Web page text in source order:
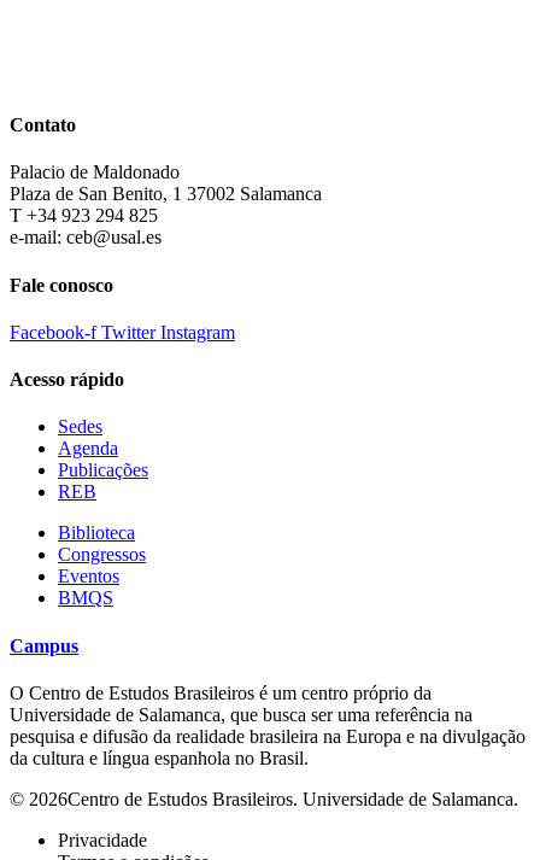
Contato
Palacio de Maldonado
Plaza de San Benito, 1 37002 Salamanca
T +34 923 294 825
e-mail: ceb@usal.es
Fale conosco
Facebook-f Twitter Instagram
Acesso rápido
Sedes
Agenda
Publicações
REB
Biblioteca
Congressos
Eventos
BMQS
Campus
O Centro de Estudos Brasileiros é um centro próprio da
Universidade de Salamanca, que busca ser uma referência na
pesquisa e difusão da realidade brasileira na Europa e na divulgação
da cultura e língua espanhola no Brasil.
© 2026Centro de Estudos Brasileiros. Universidade de Salamanca.
Privacidade